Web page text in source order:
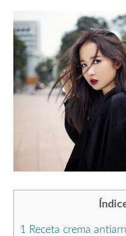
1 Receta crema